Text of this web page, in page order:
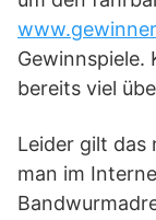
Gewinnspiele.
bereits viel
Leider gilt das
man im